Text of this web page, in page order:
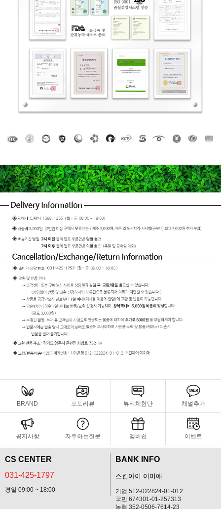
BRAND 포토리뷰 뷰티체험단 채널추가
공지사항 자주하는질문 멤버쉽 이벤트
CS CENTER
031-425-1797
평일 09:00 ~ 18:00
BANK INFO
스킨아이 이미애
기업 512-022824-01-012
국민 674301-01-257313
농협 352-0506-7614-23